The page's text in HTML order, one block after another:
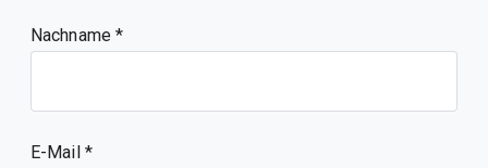
Nachname
E-Mail